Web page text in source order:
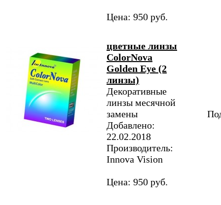
Цена: 950 руб.
цветные линзы
ColorNova
Golden Eye (2
линзы)
Декоративные
линзы месячной
замены
Добавлено:
22.02.2018
Производитель:
Innova Vision
Цена: 950 руб.